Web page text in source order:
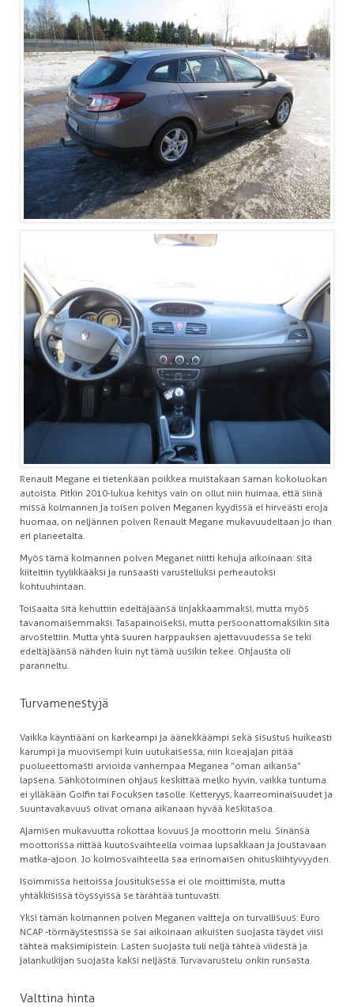
Renault Megane ei tietenkään poikkea muistakaan saman kokoluokan
autoista. Pitkin 2010-lukua kehitys vain on ollut niin huimaa, että siinä
missä kolmannen ja toisen polven Meganen kyydissä ei hirveästi eroja
huomaa, on neljännen polven Renault Megane mukavuudeltaan jo ihan
eri planeetalta.
Myös tämä kolmannen polven Meganet niitti kehuja aikoinaan: sitä
kiiteltiin tyylikkääksi ja runsaasti varustelluksi perheautoksi
kohtuuhintaan.
Toisaalta sitä kehuttiin edeltäjäänsä linjakkaammaksi, mutta myös
tavanomaisemmaksi. Tasapainoiseksi, mutta persoonattomaksikin sitä
arvosteltiin. Mutta yhtä suuren harppauksen ajettavuudessa se teki
edeltäjäänsä nähden kuin nyt tämä uusikin tekee. Ohjausta oli
paranneltu.
Turvamenestyjä
Vaikka käyntiääni on karkeampi ja äänekkäämpi sekä sisustus huikeasti
karumpi ja muovisempi kuin uutukaisessa, niin koeajajan pitää
puolueettomasti arvioida vanhempaa Meganea ”oman aikansa”
lapsena. Sähkötoiminen ohjaus keskittää melko hyvin, vaikka tuntuma
ei ylläkään Golfin tai Focuksen tasolle. Ketteryys, kaarreominaisuudet ja
suuntavakavuus olivat omana aikanaan hyvää keskitasoa.
Ajamisen mukavuutta rokottaa kovuus ja moottorin melu. Sinänsä
moottorissa riittää kuutosvaihteella voimaa lupsakkaan ja joustavaan
matka-ajoon. Jo kolmosvaihteella saa erinomaisen ohituskiihtyvyyden.
Isoimmissa heitoissa jousituksessa ei ole moittimista, mutta
yhtäkkisissä töyssyissä se tärähtää tuntuvasti.
Yksi tämän kolmannen polven Meganen valtteja on turvallisuus: Euro
NCAP -törmäystestissä se sai aikoinaan aikuisten suojasta täydet viisi
tähteä maksimipistein. Lasten suojasta tuli neljä tähteä viidestä ja
jalankulkijan suojasta kaksi neljästä. Turvavarustelu onkin runsasta.
Valttina hinta